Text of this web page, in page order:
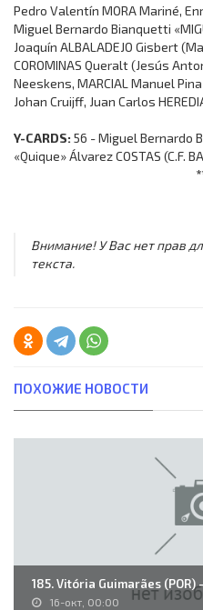
Pedro Valentín MORA Mariné,
Miguel Bernardo Bianquetti
Joaquín ALBALADEJO Gisbert
COROMINAS Queralt (Jesús
Neeskens, MARCIAL Manuel
Johan Cruijff, Juan Carlos
Y-CARDS: 56 - Miguel Bernardo
«Quique» Álvarez COSTAS (C.F.
Внимание! У Вас нет прав
текста.
ПОХОЖИЕ НОВОСТИ
185. Vitória Guimarães (POR)
16-окт, 00:00